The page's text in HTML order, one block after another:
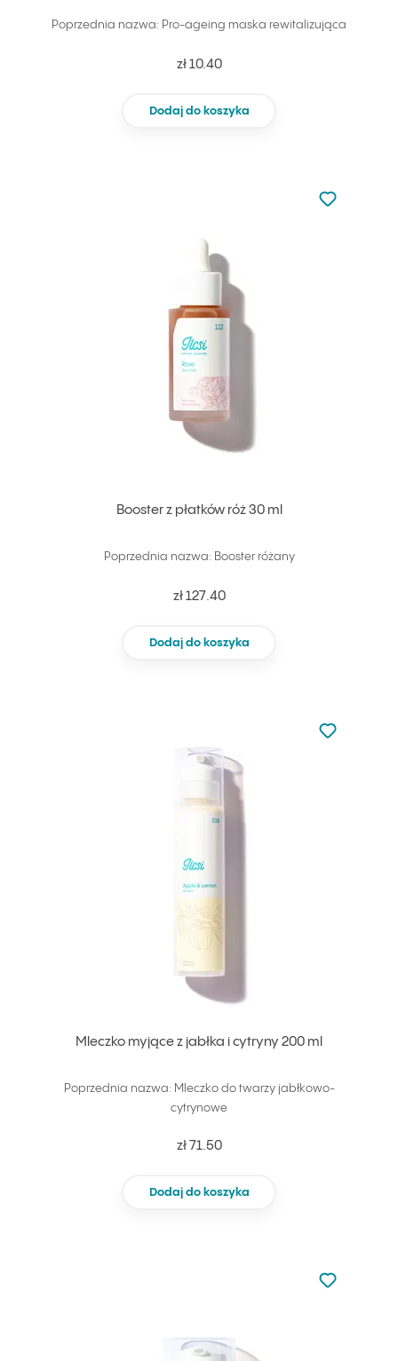
Poprzednia nazwa: Pro-ageing maska rewitalizująca
zł 10.40
Dodaj do koszyka
Booster z płatków róż 30 ml
Poprzednia nazwa: Booster różany
zł 127.40
Dodaj do koszyka
Nie dodano
Dodaj do
Mleczko myjące z jabłka i cytryny 200 ml
Poprzednia nazwa: Mleczko do twarzy jabłkowo-
cytrynowe
zł 71.50
Dodaj do koszyka
Nie dodano
Dodaj do
Nie dodano
Dodaj do